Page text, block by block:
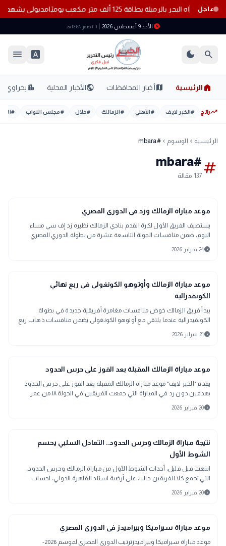
عاجل
البحر بالرميلة بطاقة 125 ألف متر مكعب يوميًا مدبولي يشهد
schedule الأحد 9 أغسطس 2026 ٢٦ صفر ١٤٤٨ هـ
search
dark_mode
font_download
menu
home الرئيسية mapأخبار المحافظات publicالأخبار المحلية location_cityبحراوي
trending_upرائج #الخبر لايف #الأهلي #الزمالك #خلال #مجلس النواب #
الرئيسية chevron_left الوسوم chevron_left
#mbara
tag
#mbara
137 مقالة
sports_soccer
موعد مباراة الزمالك وزد فى الدورى المصري
يستضيف الفريق الأول لكرة القدم بنادي الزمالك نظيره زد إف سي مساء
اليوم، ضمن منافسات الجولة التاسعة عشرة من بطولة الدوري المصري
الممتاز، في مواجهة مرتق
schedule24 فبراير 2026
sports_soccer
موعد مباراة الزمالك وأوتوهو الكونغولى فى ربع نهائي
الكونفدرالية
يبدأ فريق الزمالك خوض منافسات مغامرة أفريقية جديدة في بطولة
الكونفيدرالية عندما يلتقي مع أوتوهو الكونغولى يضمن منافسات ذهاب ربع
نهائي بطولة كأس الكونف
schedule21 فبراير 2026
sports_soccer
موعد مباراة الزمالك المقبلة بعد الفوز على حرس الحدود
يقدم "الخبر لايف" موعد مباراة الزمالك المقبلة بعد الفوز على حرس الحدود
بهدفين دون رد في المباراة التي جمعت الفريقين في الجولة ١٨ من عمر
بطولة الدوري.&
schedule20 فبراير 2026
sports_soccer
رياضة
نتيجة مباراة الزمالك وحرس الحدود.. التعادل السلبي يحسم
الشوط الأول
انتهت قبل قليل، أحداث الشوط الأول من مباراة الزمالك وحرس الحدود،
التي تجمع كلا الفريقين حاليا، على أرضية استاد القاهرة الدولي، لحساب
الجولة الثامنة عش
schedule20 فبراير 2026
sports_soccer
موعد مباراة سيراميكا وبيراميدز فى الدورى المصري
موعد مباراة سيراميكا وبيراميدزترتيب الدوري المصري لموسم 2026-